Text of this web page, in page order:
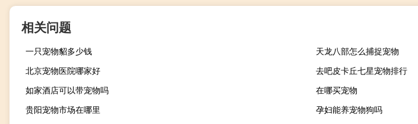
相关问题
一只宠物貂多少钱
天龙八部怎么捕捉宠物
北京宠物医院哪家好
去吧皮卡丘七星宠物排行
如家酒店可以带宠物吗
在哪买宠物
贵阳宠物市场在哪里
孕妇能养宠物狗吗